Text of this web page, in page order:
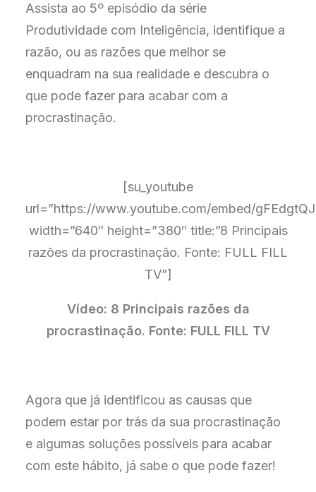
Assista ao 5º episódio da série
Produtividade com Inteligência, identifique a
razão, ou as razões que melhor se
enquadram na sua realidade e descubra o
que pode fazer para acabar com a
procrastinação.
[su_youtube
url=”https://www.youtube.com/embed/
width=”640″ height=”380″ title:”8 Principais
razões da procrastinação. Fonte: FULL FILL
TV”]
Vídeo: 8 Principais razões da
procrastinação. Fonte: FULL FILL TV
Agora que já identificou as causas que
podem estar por trás da sua procrastinação
e algumas soluções possíveis para acabar
com este hábito, já sabe o que pode fazer!